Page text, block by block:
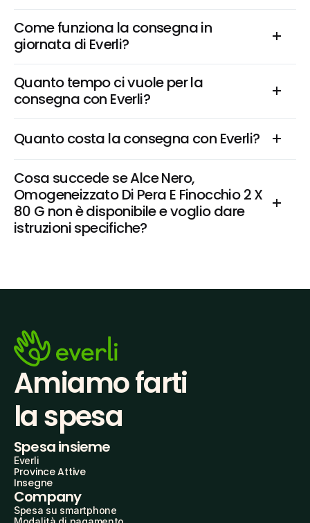
Come funziona la consegna in
giornata di Everli?
Quanto tempo ci vuole per la
consegna con Everli?
Quanto costa la consegna con Everli?
Cosa succede se Alce Nero,
Omogeneizzato Di Pera E Finocchio 2 X
80 G non è disponibile e voglio dare
istruzioni specifiche?
Amiamo farti
la spesa
Spesa insieme
Everli
Province Attive
Insegne
Company
Spesa su smartphone